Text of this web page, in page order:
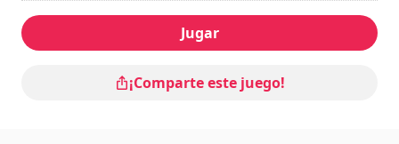
Jugar
¡Comparte este juego!